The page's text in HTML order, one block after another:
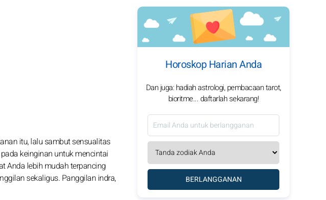
itu, lalu sambut sensualitas
keinginan untuk mencintai
Anda lebih mudah terpancing
sekaligus. Panggilan indra,
Horoskop Harian Anda
Dan juga: hadiah astrologi, pembacaan tarot,
bioritme... daftarlah sekarang!
BERLANGGANAN